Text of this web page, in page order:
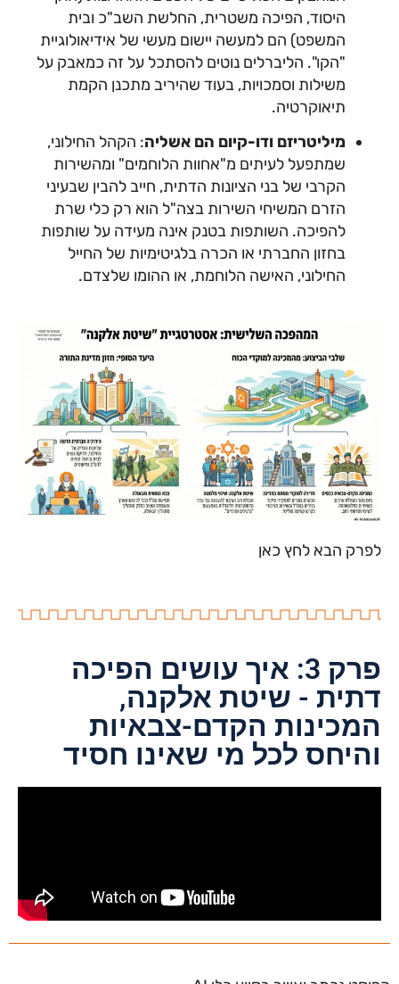
היסוד, הפיכה משטרית, החלשת השב"כ ובית
המשפט) הם למעשה יישום מעשי של אידיאולוגיית
"הקו". הליברלים נוטים להסתכל על זה כמאבק על
משילות וסמכויות, בעוד שהיריב מתכנן הקמת
תיאוקרטיה.
מיליטריזם ודו-קיום הם אשליה: הקהל החילוני,
שמתפעל לעיתים מ"אחוות הלוחמים" ומהשירות
הקרבי של בני הציונות הדתית, חייב להבין שבעיני
הזרם המשיחי השירות בצה"ל הוא רק כלי שרת
להפיכה. השותפות בטנק אינה מעידה על שותפות
בחזון החברתי או הכרה בלגיטימיות של החייל
החילוני, האישה הלוחמת, או ההומו שלצדם.
לפרק הבא לחץ כאן
פרק 3: איך עושים הפיכה
דתית - שיטת אלקנה,
המכינות הקדם-צבאיות
והיחס לכל מי שאינו חסיד